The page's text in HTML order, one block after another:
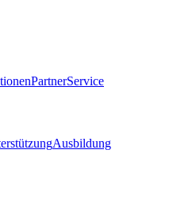
PartnerService
Ausbildung